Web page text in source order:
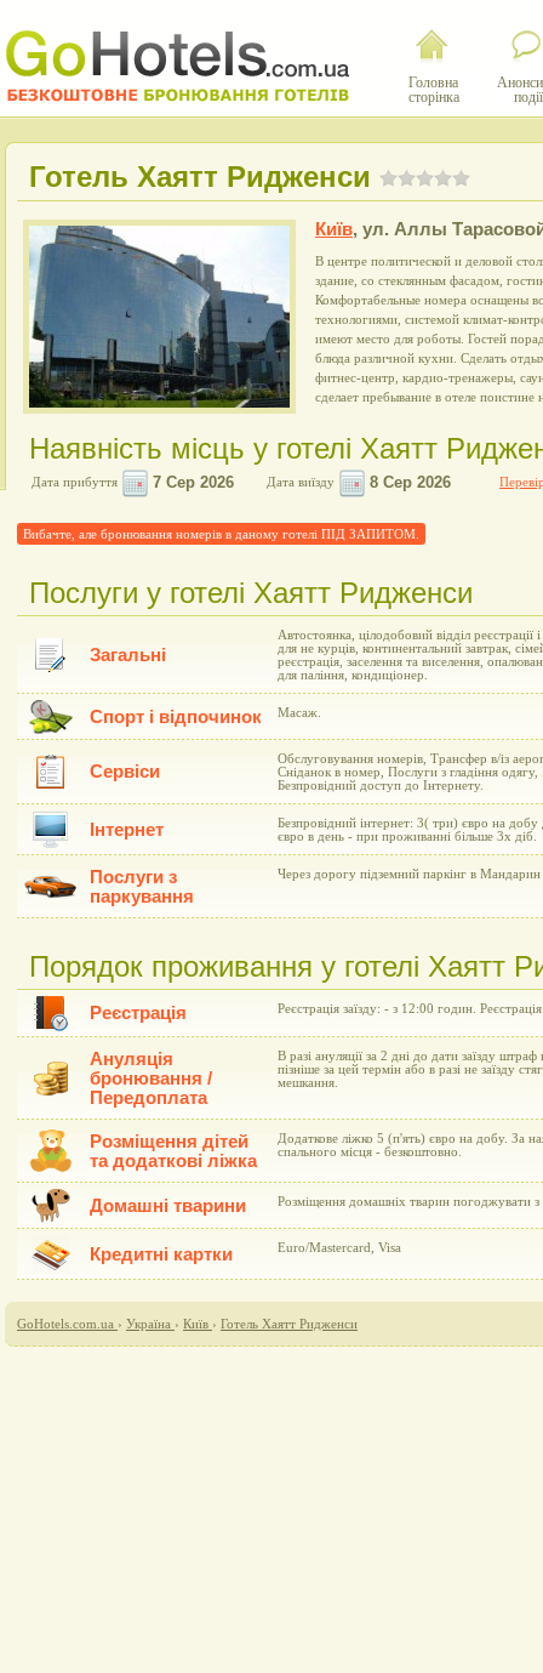
Головна
сторінка
події
Готель Хаятт Ридженси
Київ, ул. Аллы
В центре политической и деловой
здание, со стеклянным фасадом,
Комфортабельные номера оснащены
технологиями, системой климат-
имеют место для роботы. Гостей
блюда различной кухни. Сделать
фитнес-центр, кардио-тренажеры,
сделает пребывание в отеле поистине
Наявність місць у готелі Хаятт
Дата прибуття Дата виїзду
Вибачте, але бронювання номерів в даному готелі ПІД ЗАПИТОМ.
Послуги у готелі Хаятт Ридженси
Загальні
Автостоянка, цілодобовий відділ
для не курців, континентальний завтрак,
реєстрація, заселення та виселення,
для паління, кондиціонер.
Спорт і відпочинок Масаж.
Сервіси
Обслуговування номерів, Трансфер в/із
Сніданок в номер, Послуги з гладіння
Безпровідний доступ до Інтернету.
Інтернет
Безпровідний інтернет: 3( три) євро на
євро в день - при проживанні більше 3х діб.
Послуги з
паркування
Через дорогу підземний паркінг в
Порядок проживання у готелі Хаятт
Реєстрація Реєстрація заїзду: - з 12:00 годин.
Ануляція
бронювання /
Передоплата
В разі ануляції за 2 дні до дати заїзду штраф
пізніше за цей термін або в разі не заїзду
мешкання.
Розміщення дітей
та додаткові ліжка
Додаткове ліжко 5 (п'ять) євро на добу. За
спального місця - безкоштовно.
Домашні тварини Розміщення домашніх тварин погоджувати з
Кредитні картки Euro/Mastercard, Visa
GoHotels.com.ua › Україна › Київ › Готель Хаятт Ридженси